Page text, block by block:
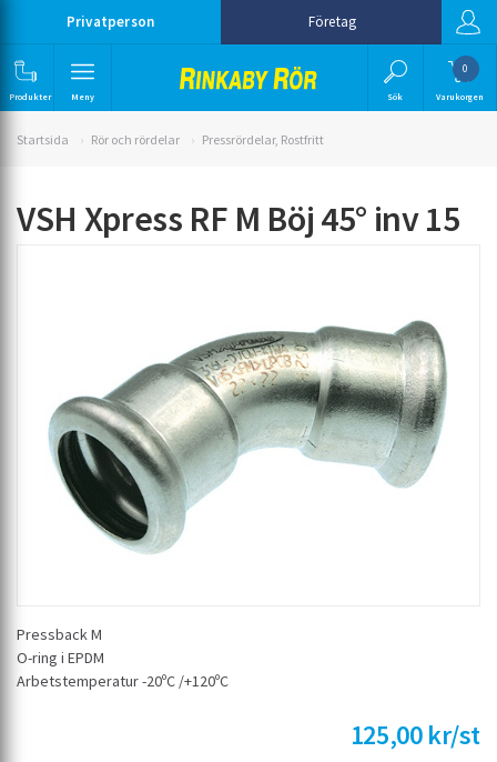
Privatperson Företag
Produkter Meny Sök
0
Varukorgen
Startsida Rör och rördelar Pressrördelar, Rostfritt
VSH Xpress RF M Böj 45° inv 15
Pressback M
O-ring i EPDM
Arbetstemperatur -20ºC /+120ºC
125,00 kr/st